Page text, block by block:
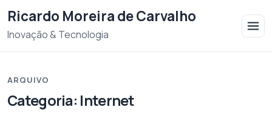
Ricardo Moreira de Carvalho
Inovação & Tecnologia
ARQUIVO
Categoria: Internet